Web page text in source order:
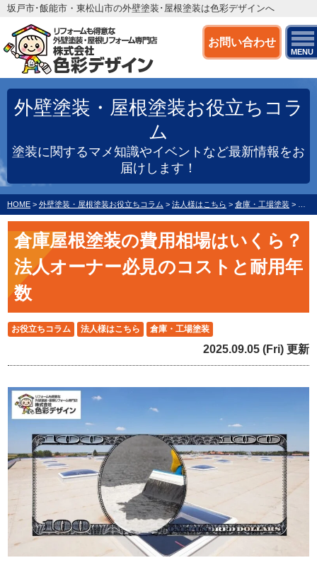
お問い合わせ
MENU
坂戸市･飯能市・東松山市の外壁塗装･屋根塗装は色彩デザインへ
外壁塗装・屋根塗装お役立ちコラ
ム
塗装に関するマメ知識やイベントなど最新情報をお
届けします！
HOME > 外壁塗装・屋根塗装お役立ちコラム > 法人様はこちら > 倉庫・工場塗装 >
倉庫屋根塗装の費用相場はいくら？
法人オーナー必見のコストと耐用年
数
お役立ちコラム 法人様はこちら 倉庫・工場塗装
2025.09.05 (Fri) 更新